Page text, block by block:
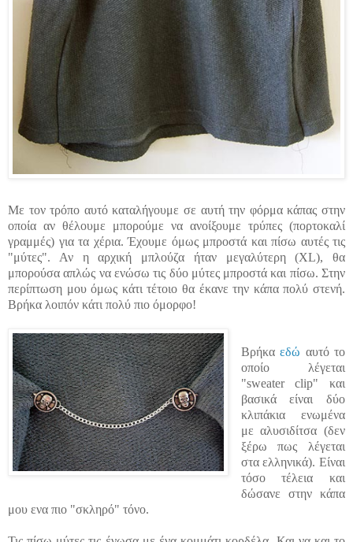
Με τον τρόπο αυτό καταλήγουμε σε αυτή την φόρμα κάπας στην
οποία αν θέλουμε μπορούμε να ανοίξουμε τρύπες (πορτοκαλί
γραμμές) για τα χέρια. Έχουμε όμως μπροστά και πίσω αυτές τις
"μύτες". Αν η αρχική μπλούζα ήταν μεγαλύτερη (ΧL), θα
μπορούσα απλώς να ενώσω τις δύο μύτες μπροστά και πίσω. Στην
περίπτωση μου όμως κάτι τέτοιο θα έκανε την κάπα πολύ στενή.
Βρήκα λοιπόν κάτι πολύ πιο όμορφο!
Βρήκαεδώ αυτό το
οποίο λέγεται
"sweater clip" και
βασικά είναι δύο
κλιπάκια ενωμένα
με αλυσιδίτσα (δεν
ξέρω πως λέγεται
στα ελληνικά). Είναι
τόσο τέλεια και
δώσανε στην κάπα
μου ενα πιο "σκληρό" τόνο.